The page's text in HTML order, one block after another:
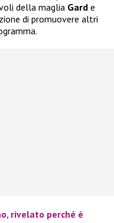
della maglia Gard e
di promuovere altri
rivelato perché è